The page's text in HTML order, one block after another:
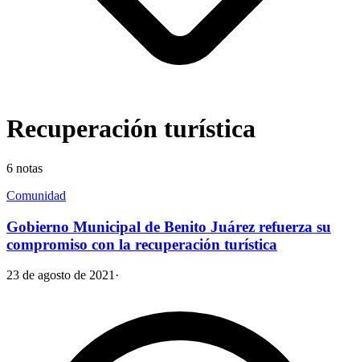
Recuperación turística
6 notas
Comunidad
Gobierno Municipal de Benito Juárez refuerza su
compromiso con la recuperación turística
23 de agosto de 2021 ·